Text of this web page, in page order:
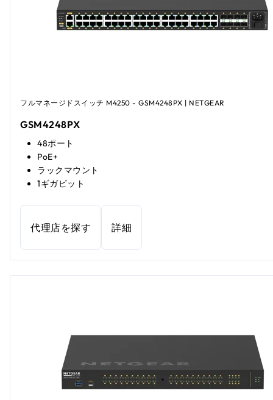
フルマネージドスイッチ M4250 - GSM4248PX | NETGEAR
GSM4248PX
48ポート
PoE+
ラックマウント
1ギガビット
代理店を探す 詳細